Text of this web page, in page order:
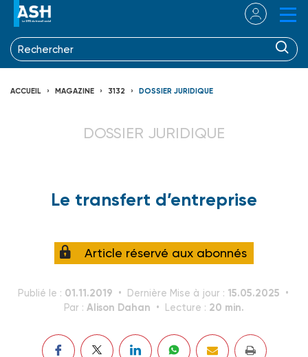
ACCUEIL MAGAZINE 3132 DOSSIER JURIDIQUE
DOSSIER JURIDIQUE
Le transfert d’entreprise
Article réservé aux abonnés
Publié le : 01.11.2019 Dernière Mise à jour : 15.05.2025
Par : Alison Dahan Lecture : 20 min.